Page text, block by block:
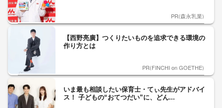
PR(森永乳業)
【西野亮廣】つくりたいものを追求できる環境の
作り方とは
PR(FINCHI on GOETHE)
いま最も相談したい保育士・てぃ先生がアドバイ
ス！ 子どもの“おてつだい”に、どん...